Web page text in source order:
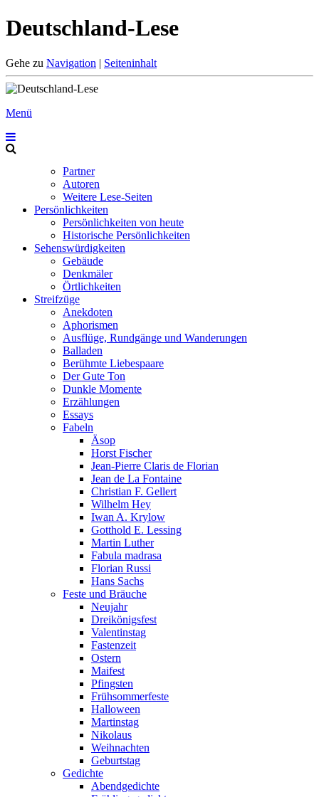
Deutschland-Lese
Gehe zu Navigation | Seiteninhalt
Menü
Partner
Autoren
Weitere Lese-Seiten
Persönlichkeiten
Persönlichkeiten von heute
Historische Persönlichkeiten
Sehenswürdigkeiten
Gebäude
Denkmäler
Örtlichkeiten
Streifzüge
Anekdoten
Aphorismen
Ausflüge, Rundgänge und Wanderungen
Balladen
Berühmte Liebespaare
Der Gute Ton
Dunkle Momente
Erzählungen
Essays
Fabeln
Äsop
Horst Fischer
Jean-Pierre Claris de Florian
Jean de La Fontaine
Christian F. Gellert
Wilhelm Hey
Iwan A. Krylow
Gotthold E. Lessing
Martin Luther
Fabula madrasa
Florian Russi
Hans Sachs
Feste und Bräuche
Neujahr
Dreikönigsfest
Valentinstag
Fastenzeit
Ostern
Maifest
Pfingsten
Frühsommerfeste
Halloween
Martinstag
Nikolaus
Weihnachten
Geburtstag
Gedichte
Abendgedichte